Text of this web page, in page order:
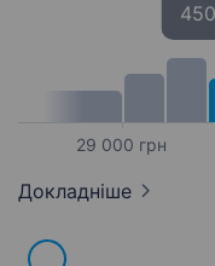
29 000 грн
Докладніше